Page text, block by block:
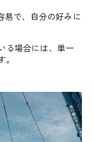
易で、自分の好みに
る場合には、単一